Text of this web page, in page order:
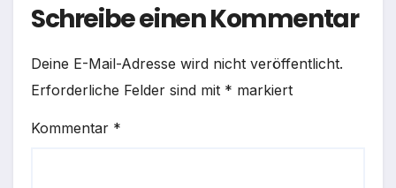
Schreibe einen Kommentar
Deine E-Mail-Adresse wird nicht veröffentlicht.
Erforderliche Felder sind mit * markiert
Kommentar *